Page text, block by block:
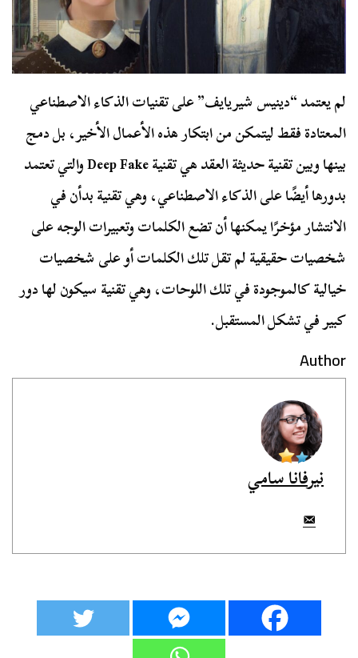
لم يعتمد “دينيس شيريايف” على تقنيات الذكاء الاصطناعي
المعتادة فقط ليتمكن من ابتكار هذه الأعمال الأخير، بل دمج
بينها وبين تقنية حديثة العقد هي تقنية Deep Fake والتي تعتمد
بدورها أيضًا على الذكاء الاصطناعي، وهي تقنية بدأن في
الانتشار مؤخرًا يمكنها أن تضع الكلمات وتعبيرات الوجه على
شخصيات حقيقية لم تقل تلك الكلمات أو على شخصيات
خيالية كالموجودة في تلك اللوحات، وهي تقنية سيكون لها دور
كبير في تشكل المستقبل.
Author
نيرفانا سامي